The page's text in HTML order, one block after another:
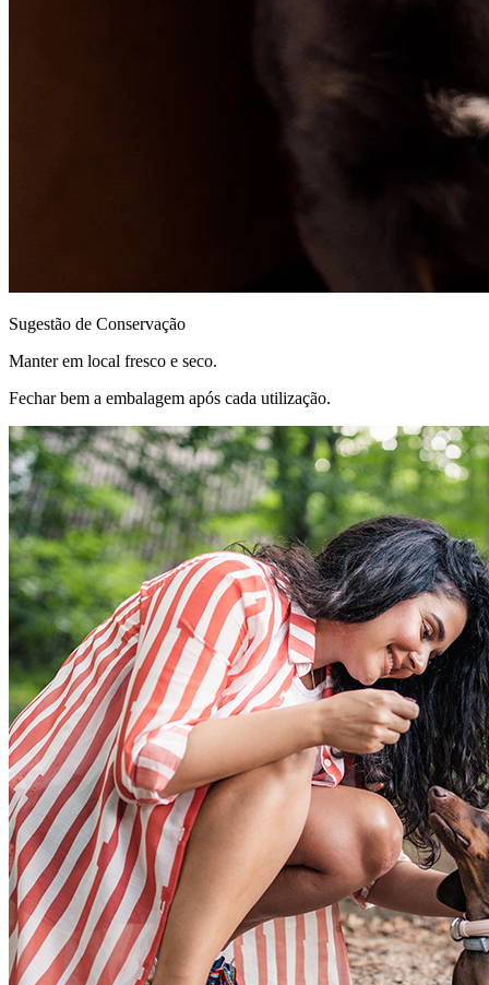
Sugestão de Conservação
Manter em local fresco e seco.
Fechar bem a embalagem após cada utilização.